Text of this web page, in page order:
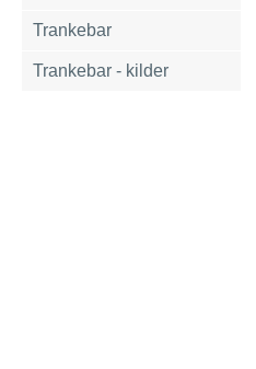
Trankebar
Trankebar - kilder